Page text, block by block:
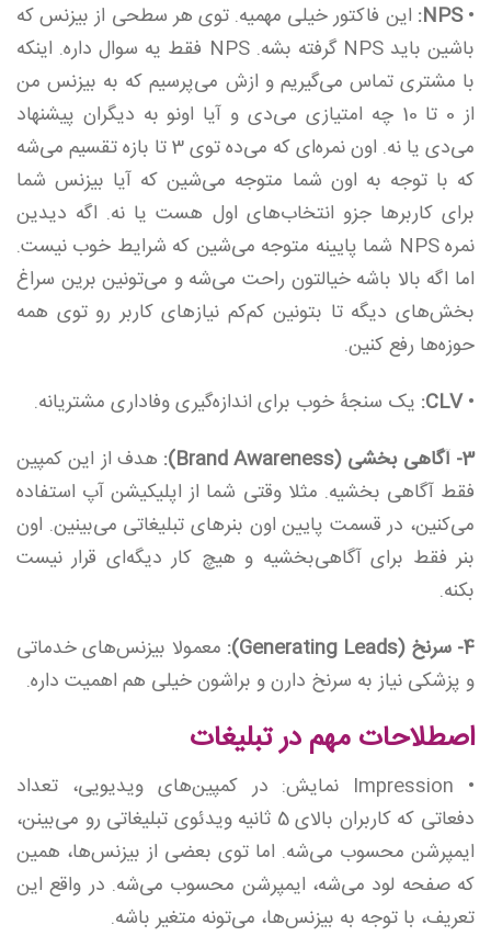
•
NPS
: این فاکتور خیلی مهمیه. توی هر سطحی از بیزنس که
باشین باید NPS گرفته بشه. NPS فقط یه سوال داره. اینکه
با مشتری تماس می‌گیریم و ازش می‌پرسیم که به بیزنس من
از 0 تا 10 چه امتیازی می‌دی و آیا اونو به دیگران پیشنهاد
می‌دی یا نه. اون نمره‌ای که می‌ده توی 3 تا بازه تقسیم می‌شه
که با توجه به اون شما متوجه می‌شین که آیا بیزنس شما
برای کاربرها جزو انتخاب‌های اول هست یا نه. اگه دیدین
نمره NPS شما پایینه متوجه می‌شین که شرایط خوب نیست.
اما اگه بالا باشه خیالتون راحت می‌شه و می‌تونین برین سراغ
بخش‌های دیگه تا بتونین کم‌کم نیازهای کاربر رو توی همه
حوزه‌ها رفع کنین.
•
CLV
: یک سنجۀ خوب برای اندازه‌گیری وفاداری مشتریانه.
3- آگاهی بخشی (Brand Awareness):
هدف از این کمپین
فقط آگاهی بخشیه. مثلا وقتی شما از اپلیکیشن آپ استفاده
می‌کنین، در قسمت پایین اون بنرهای تبلیغاتی می‌بینین. اون
بنر فقط برای آگاهی‌بخشیه و هیچ کار دیگه‌ای قرار نیست
بکنه.
4- سرنخ (Generating Leads):
معمولا بیزنس‌های خدماتی
و پزشکی نیاز به سرنخ دارن و براشون خیلی هم اهمیت داره.
اصطلاحات مهم در تبلیغات
• Impression نمایش: در کمپین‌های ویدیویی، تعداد
دفعاتی که کاربران بالای 5 ثانیه ویدئوی تبلیغاتی رو می‌بینن،
ایمپرشن محسوب می‌شه. اما توی بعضی از بیزنس‌ها، همین‌
که صفحه لود می‌شه، ایمپرشن محسوب می‌شه. در واقع این
تعریف، با توجه به بیزنس‌ها، می‌تونه متغیر باشه.